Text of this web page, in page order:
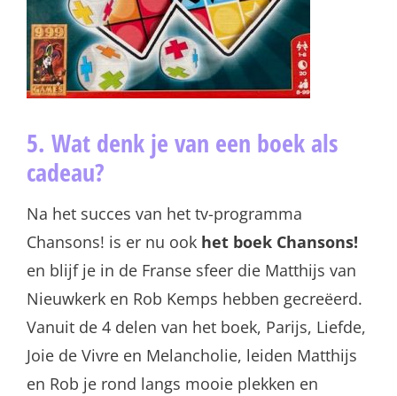
5. Wat denk je van een boek als
cadeau?
Na het succes van het tv-programma
Chansons! is er nu ook het boek Chansons!
en blijf je in de Franse sfeer die Matthijs van
Nieuwkerk en Rob Kemps hebben gecreëerd.
Vanuit de 4 delen van het boek, Parijs, Liefde,
Joie de Vivre en Melancholie, leiden Matthijs
en Rob je rond langs mooie plekken en